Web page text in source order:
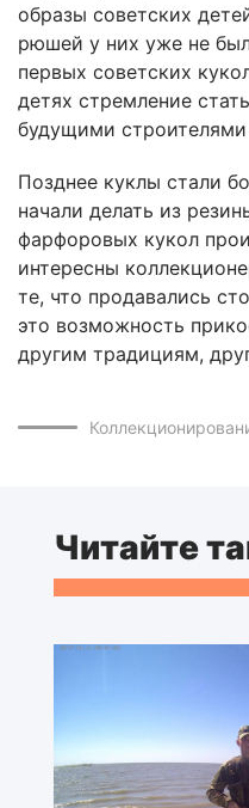
образы советских
рюшей у них уже не
первых советских
детях стремление
будущими
Позднее куклы стали
начали делать из
фарфоровых кукол
интересны
те, что продавались
это возможность
другим традициям,
Читайте